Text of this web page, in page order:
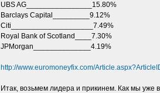
UBS AG________________15.80%
Barclays Capital_________9.12%
Citi____________________7.49%
Royal Bank of Scotland____7.30%
JPMorgan______________4.19%
http://www.euromoneyfix.com/
Итак, возьмем лидера и прикинем. Как мы уже